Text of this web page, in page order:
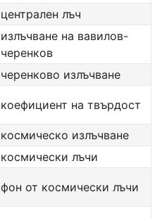
централен лъч
излъчване на вавилов-
черенков
черенково излъчване
коефициент на твърдост
космическо излъчване
космически лъчи
фон от космически лъчи